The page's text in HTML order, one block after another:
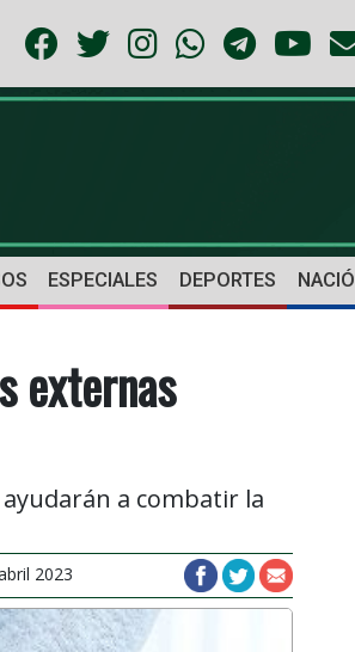
ESPECIALES DEPORTES
externas
a combatir la
2023